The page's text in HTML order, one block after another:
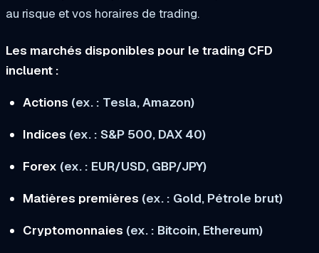
au risque et vos horaires de trading.
Les marchés disponibles pour le trading CFD
incluent :
Actions (ex. : Tesla, Amazon)
Indices (ex. : S&P 500, DAX 40)
Forex (ex. : EUR/USD, GBP/JPY)
Matières premières (ex. : Gold, Pétrole brut)
Cryptomonnaies (ex. : Bitcoin, Ethereum)